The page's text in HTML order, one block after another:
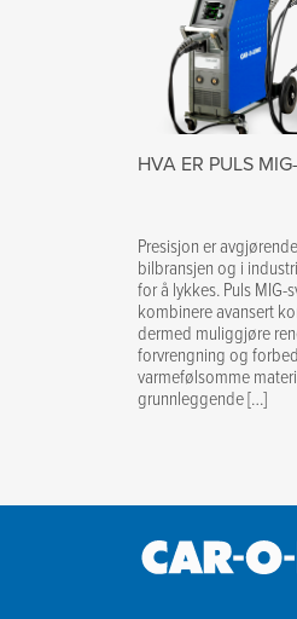
HVA ER PULS
Presisjon er
bilbransjen og i
for å lykkes. Puls
kombinere avansert
dermed muliggjøre
forvrengning og
varmefølsomme
grunnleggende […]